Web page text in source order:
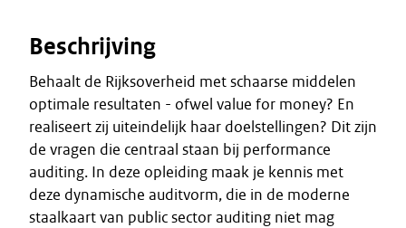
Beschrijving
Behaalt de Rijksoverheid met schaarse middelen
optimale resultaten - ofwel value for money? En
realiseert zij uiteindelijk haar doelstellingen? Dit zijn
de vragen die centraal staan bij performance
auditing. In deze opleiding maak je kennis met
deze dynamische auditvorm, die in de moderne
staalkaart van public sector auditing niet mag